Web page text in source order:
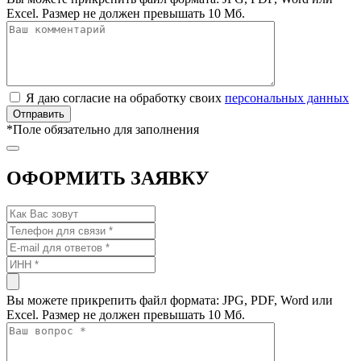
Excel. Размер не должен превышать 10 Мб.
Я даю согласие на обработку своих персональных данных
*Поле обязательно для заполнения
ОФОРМИТЬ ЗАЯВКУ
Вы можете прикрепить файл формата: JPG, PDF, Word или
Excel. Размер не должен превышать 10 Мб.